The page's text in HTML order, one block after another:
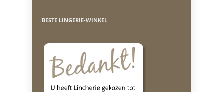
BESTE LINGERIE-WINKEL